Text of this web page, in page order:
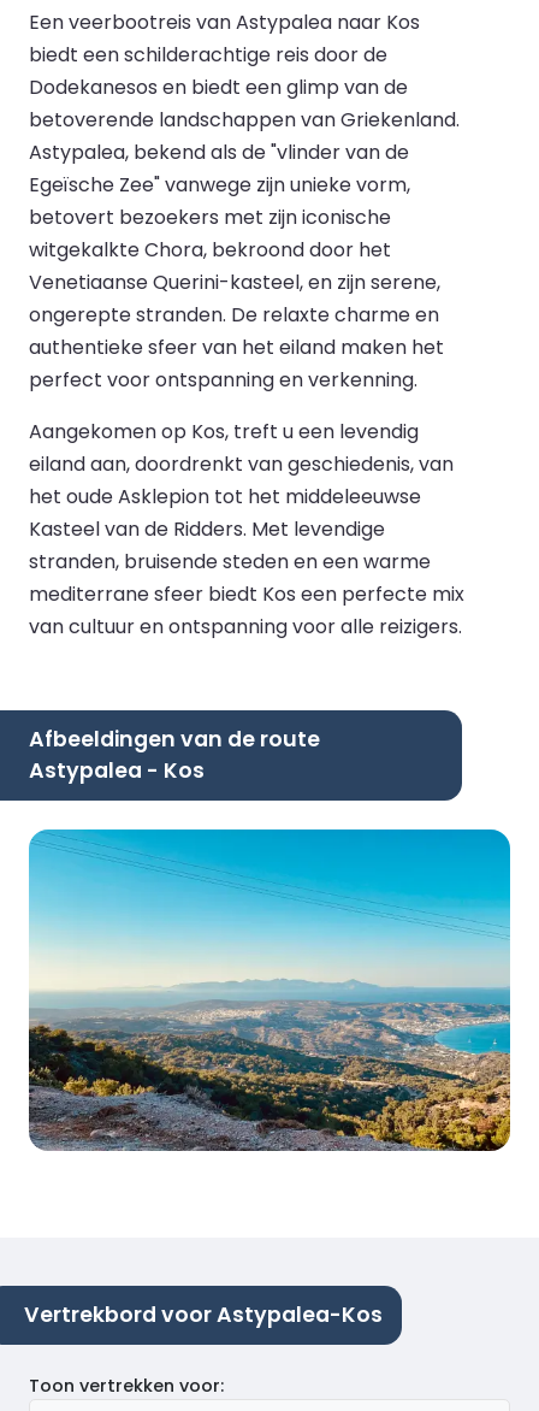
Een veerbootreis van Astypalea naar Kos
biedt een schilderachtige reis door de
Dodekanesos en biedt een glimp van de
betoverende landschappen van Griekenland.
Astypalea, bekend als de "vlinder van de
Egeïsche Zee" vanwege zijn unieke vorm,
betovert bezoekers met zijn iconische
witgekalkte Chora, bekroond door het
Venetiaanse Querini-kasteel, en zijn serene,
ongerepte stranden. De relaxte charme en
authentieke sfeer van het eiland maken het
perfect voor ontspanning en verkenning.
Aangekomen op Kos, treft u een levendig
eiland aan, doordrenkt van geschiedenis, van
het oude Asklepion tot het middeleeuwse
Kasteel van de Ridders. Met levendige
stranden, bruisende steden en een warme
mediterrane sfeer biedt Kos een perfecte mix
van cultuur en ontspanning voor alle reizigers.
Afbeeldingen van de route
Astypalea - Kos
Vertrekbord voor Astypalea-Kos
Toon vertrekken voor: